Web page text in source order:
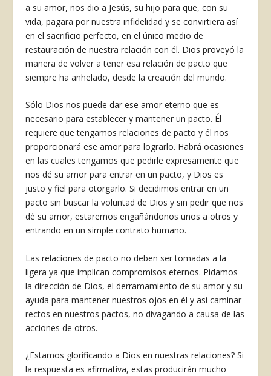
a su amor, nos dio a Jesús, su hijo para que, con su
vida, pagara por nuestra infidelidad y se convirtiera así
en el sacrificio perfecto, en el único medio de
restauración de nuestra relación con él. Dios proveyó la
manera de volver a tener esa relación de pacto que
siempre ha anhelado, desde la creación del mundo.
Sólo Dios nos puede dar ese amor eterno que es
necesario para establecer y mantener un pacto. Él
requiere que tengamos relaciones de pacto y él nos
proporcionará ese amor para lograrlo. Habrá ocasiones
en las cuales tengamos que pedirle expresamente que
nos dé su amor para entrar en un pacto, y Dios es
justo y fiel para otorgarlo. Si decidimos entrar en un
pacto sin buscar la voluntad de Dios y sin pedir que nos
dé su amor, estaremos engañándonos unos a otros y
entrando en un simple contrato humano.
Las relaciones de pacto no deben ser tomadas a la
ligera ya que implican compromisos eternos. Pidamos
la dirección de Dios, el derramamiento de su amor y su
ayuda para mantener nuestros ojos en él y así caminar
rectos en nuestros pactos, no divagando a causa de las
acciones de otros.
¿Estamos glorificando a Dios en nuestras relaciones? Si
la respuesta es afirmativa, estas producirán mucho